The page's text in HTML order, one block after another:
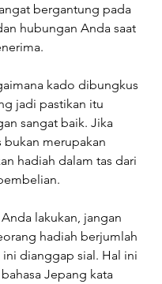
bergantung pada
hubungan Anda saat
kado dibungkus
jadi pastikan itu
sangat baik. Jika
merupakan
hadiah dalam tas dari
lakukan, jangan
hadiah berjumlah
dianggap sial. Hal ini
Jepang kata